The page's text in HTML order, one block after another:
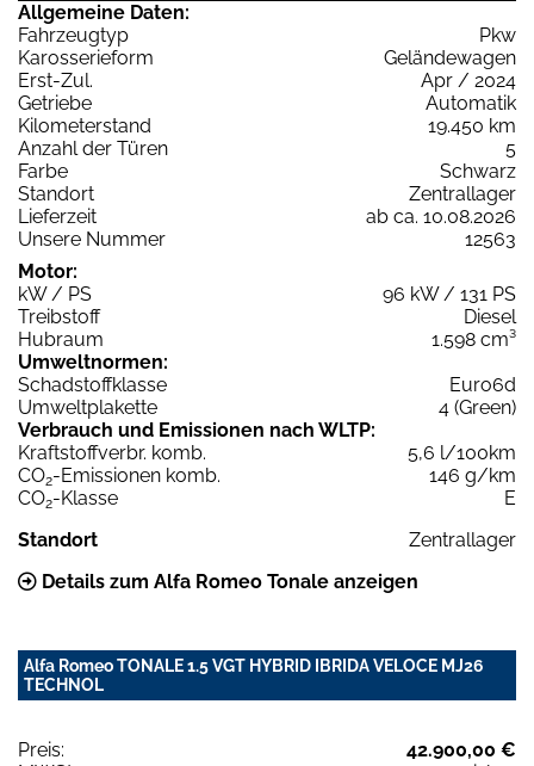
Allgemeine Daten:
Fahrzeugtyp
Pkw
Karosserieform
Geländewagen
Erst-Zul.
Apr / 2024
Getriebe
Automatik
Kilometerstand
19.450 km
Anzahl der Türen
5
Farbe
Schwarz
Standort
Zentrallager
Lieferzeit
ab ca. 10.08.2026
Unsere Nummer
12563
Motor:
kW / PS
96 kW / 131 PS
Treibstoff
Diesel
Hubraum
1.598 cm³
Umweltnormen:
Schadstoffklasse
Euro6d
Umweltplakette
4 (Green)
Verbrauch und Emissionen nach WLTP:
Kraftstoffverbr. komb.
5,6 l/100km
CO2-Emissionen komb.
146 g/km
CO2-Klasse
E
Standort
Zentrallager
Details zum Alfa Romeo Tonale anzeigen
Alfa Romeo TONALE 1.5 VGT HYBRID IBRIDA VELOCE MJ26
TECHNOL
Preis:
42.900,00 €